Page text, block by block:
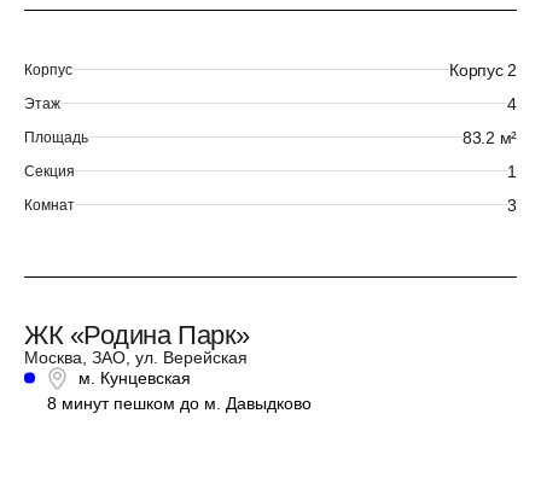
Корпус Корпус 2
Этаж 4
Площадь 83.2 м²
Секция 1
Комнат 3
ЖК «Родина Парк»
Москва, ЗАО, ул. Верейская
м. Кунцевская
8 минут пешком до м. Давыдково